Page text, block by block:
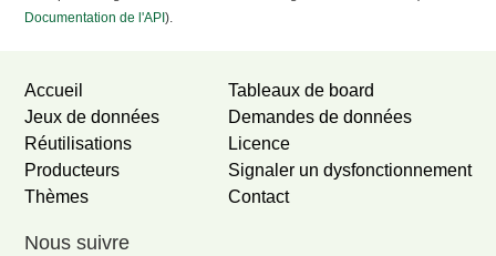
Documentation de l'API).
Accueil
Jeux de données
Réutilisations
Producteurs
Thèmes
Tableaux de board
Demandes de données
Licence
Signaler un dysfonctionnement
Contact
Nous suivre